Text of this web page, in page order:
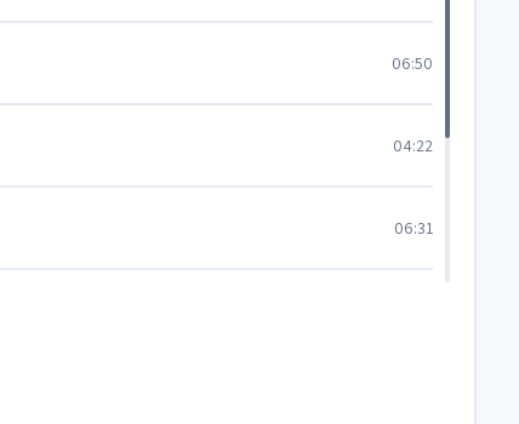
06:50
04:22
06:31